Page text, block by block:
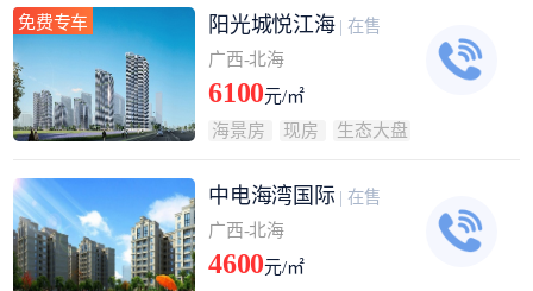
免费专车 阳光城悦江海| 在售
广西-北海
6100元/㎡
海景房
现房 生态大盘
中电海湾国际 | 在售
广西-北海
4600元/㎡